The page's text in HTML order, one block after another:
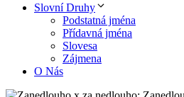
Slovní Druhy
Podstatná jména
Přídavná jména
Slovesa
Zájmena
O Nás